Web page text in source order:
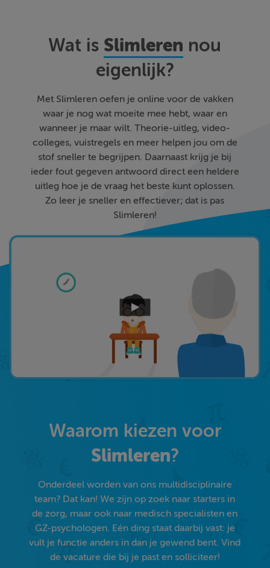
Wat is Slimleren nou
eigenlijk?
Met Slimleren oefen je online voor de vakken
waar je nog wat moeite mee hebt, waar en
wanneer je maar wilt. Theorie-uitleg, video-
colleges, vuistregels en meer helpen jou om de
stof sneller te begrijpen. Daarnaast krijg je bij
ieder fout gegeven antwoord direct een heldere
uitleg hoe je de vraag het beste kunt oplossen.
Zo leer je sneller en effectiever; dat is pas
Slimleren!
Waarom kiezen voor
Slimleren?
Onderdeel worden van ons multidisciplinaire
team? Dat kan! We zijn op zoek naar starters in
de zorg, maar ook naar medisch specialisten en
GZ-psychologen. Eén ding staat daarbij vast: je
vult je functie anders in dan je gewend bent. Vind
de vacature die bij je past en solliciteer!